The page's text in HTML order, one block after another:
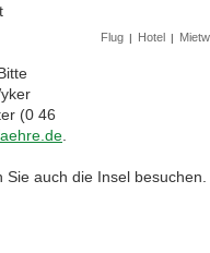
Flug | Hotel |
(0 46
Sie auch die Insel besuchen.